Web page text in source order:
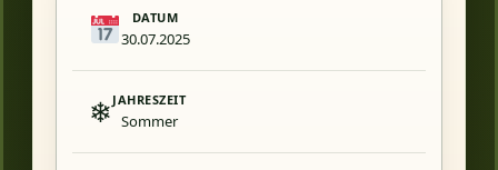
DATUM
30.07.2025
❄JAHRESZEIT
Sommer